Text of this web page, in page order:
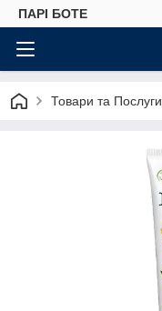
ПАРІ БОТЕ
Товари та Послуги